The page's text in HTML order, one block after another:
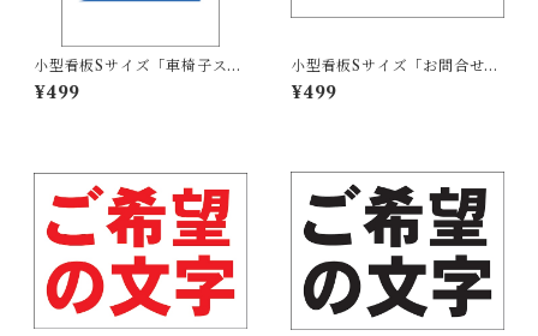
小型看板Sサイズ「車椅子スロ
ープマーク（青）」 屋外可
【その他・マーク】
¥499
小型看板Sサイズ「お問合せは
余白付（黒字）」 屋外可【不
動産】
¥499